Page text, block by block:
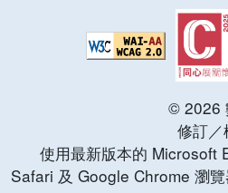
© 2026
修訂／
使用最新版本的 Microsoft
Safari 及 Google Chrome 瀏